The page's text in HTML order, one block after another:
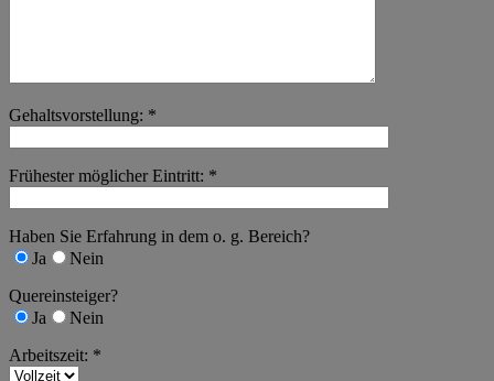
Gehaltsvorstellung: *
Frühester möglicher Eintritt: *
Haben Sie Erfahrung in dem o. g. Bereich?
Ja
Nein
Quereinsteiger?
Ja
Nein
Arbeitszeit: *